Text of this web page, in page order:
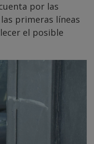
por las
primeras líneas
el posible